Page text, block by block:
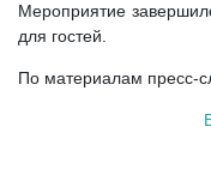
Мероприятие
для гостей.
По материалам пресс-